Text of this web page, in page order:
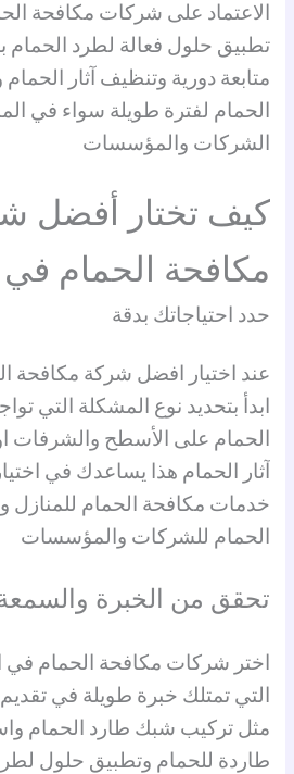
الاعتماد على شركات مكافحة
تطبيق حلول فعالة لطرد الحمام
متابعة دورية وتنظيف آثار
الحمام لفترة طويلة سواء في
الشركات والمؤسسات
كيف تختار أفضل
مكافحة الحمام في
حدد احتياجاتك بدقة
عند اختيار افضل شركة مكافحة
ابدأ بتحديد نوع المشكلة التي
الحمام على الأسطح والشرفات
آثار الحمام هذا يساعدك في
خدمات مكافحة الحمام للمنازل
الحمام للشركات والمؤسسات
تحقق من الخبرة
اختر شركات مكافحة الحمام في
التي تمتلك خبرة طويلة في
مثل تركيب شبك طارد الحمام
طاردة للحمام وتطبيق حلول